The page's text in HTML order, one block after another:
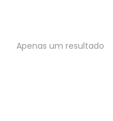
Apenas um resultado